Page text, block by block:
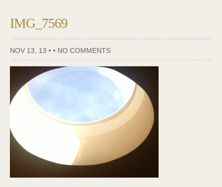
IMG_7569
NOV 13, 13 • • NO COMMENTS